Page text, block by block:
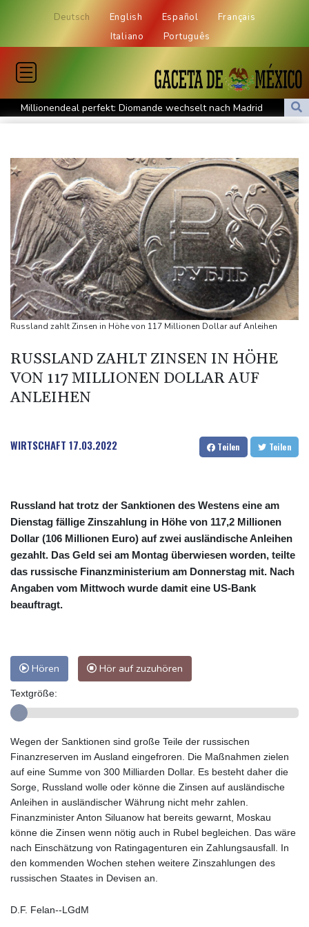
Deutsch English Español
Français
Italiano
Português
Millionendeal perfekt: Diomande wechselt nach Madrid
US-Republikaner wollen früheren Corona-Berater Fauci vor
Forlán wird Nationaltrainer in Uruguay
Böden in Deutschland ähnlich trocken wie in Dürrejahren 2018
und 2022
Mutter mit 71 Stichen getötet und Leiche zerstückelt: Mann muss
in Psychiatrie
Nach Ausweisung von Journalistin: Russland wirft Frankreich
"politische Verfolgung" vor
Iran-Krieg: Berichte über US-Munitionsknappheit - Pakistan will
neue Gespräche
Luftsicherheit
Für zwei Jahre: Salah-Wechsel zu Trabzonspor perfekt
Niedrigwasser: Bilger erwägt Aufhebung von Sonn- und
Russland zahlt Zinsen in Höhe von 117 Millionen Dollar auf Anleihen
RUSSLAND ZAHLT ZINSEN IN HÖHE
VON 117 MILLIONEN DOLLAR AUF
ANLEIHEN
WIRTSCHAFT 17.03.2022 Teilen Teilen
Russland hat trotz der Sanktionen des Westens eine am
Dienstag fällige Zinszahlung in Höhe von 117,2 Millionen
Dollar (106 Millionen Euro) auf zwei ausländische Anleihen
gezahlt. Das Geld sei am Montag überwiesen worden, teilte
das russische Finanzministerium am Donnerstag mit. Nach
Angaben vom Mittwoch wurde damit eine US-Bank
beauftragt.
Hören Hör auf zuzuhören
Textgröße:
Wegen der Sanktionen sind große Teile der russischen
Finanzreserven im Ausland eingefroren. Die Maßnahmen zielen
auf eine Summe von 300 Milliarden Dollar. Es besteht daher die
Sorge, Russland wolle oder könne die Zinsen auf ausländische
Anleihen in ausländischer Währung nicht mehr zahlen.
Finanzminister Anton Siluanow hat bereits gewarnt, Moskau
könne die Zinsen wenn nötig auch in Rubel begleichen. Das wäre
nach Einschätzung von Ratingagenturen ein Zahlungsausfall. In
den kommenden Wochen stehen weitere Zinszahlungen des
russischen Staates in Devisen an.
D.F. Felan--LGdM